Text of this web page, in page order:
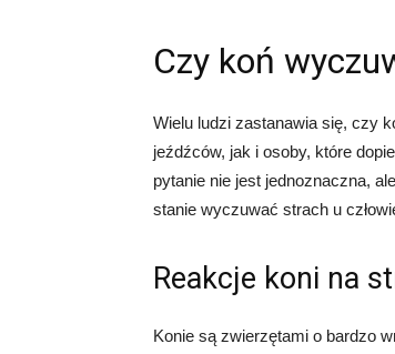
Czy koń
Wielu ludzi zastanawia się, czy
jeźdźców, jak i osoby, które
pytanie nie jest jednoznaczna,
stanie wyczuwać strach u
Reakcje koni na
Konie są zwierzętami o bardzo